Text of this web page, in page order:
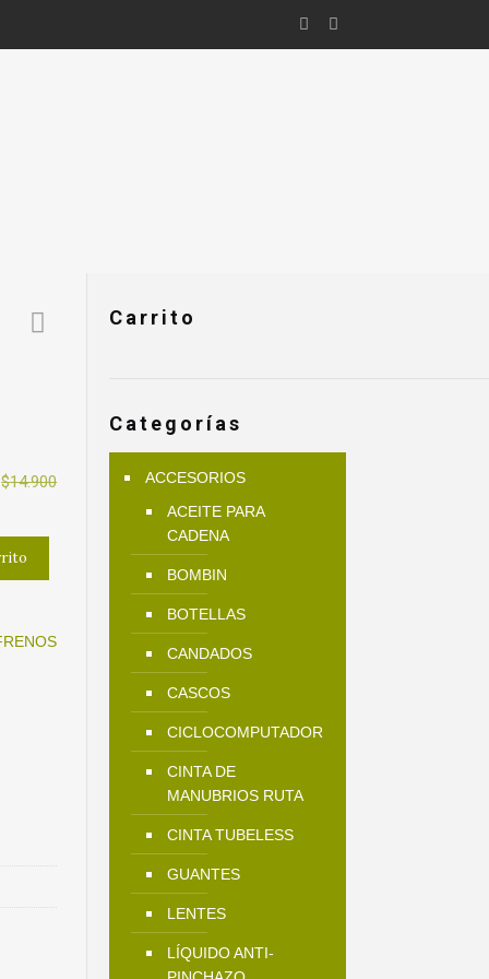
$14.900
El
Carrito
Categorías
ACCESORIOS
ACEITE PARA
CADENA
BOMBIN
BOTELLAS
CANDADOS
CASCOS
CICLOCOMPUTADOR
CINTA DE
MANUBRIOS RUTA
CINTA TUBELESS
GUANTES
LENTES
LÍQUIDO ANTI-